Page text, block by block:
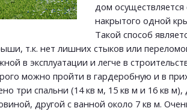
дом осуществляется
накрытого одной
Такой способ
т.к. нет лишних стыков или
в эксплуатации и легче в
можно пройти в гардеробную и в
три спальни (14 кв м, 15 кв м и 16 кв м),
другой с ванной около 7 кв м.
ОТПРАВИТЬ